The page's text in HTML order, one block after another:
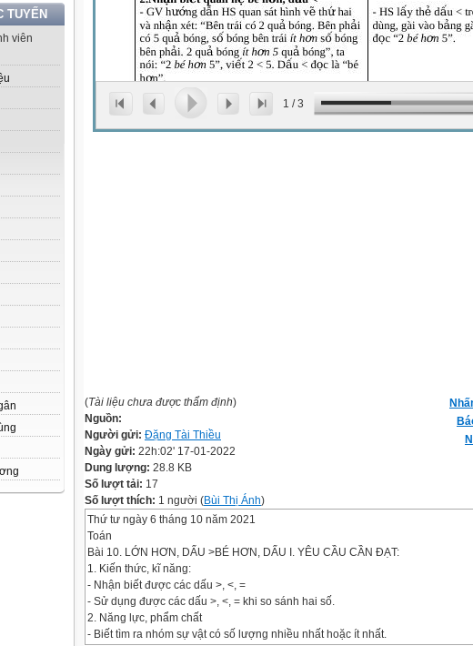
TUYẾN
viên
1 /3
(Tài liệu chưa được thẩm định)
Nguồn:
Người gửi: Đặng Tài Thiều
Ngày gửi: 22h:02' 17-01-2022
Dung lượng: 28.8 KB
Số lượt tải: 17
Số lượt thích: 1 người (Bùi Thị Ánh)
Thứ tư ngày 6 tháng 10 năm 2021
Toán
Bài 10. LỚN HƠN, DẤU >BÉ HƠN, DẤU I. YÊU CẦU CẦN ĐẠT:
1. Kiến thức, kĩ năng:
- Nhận biết được các dấu >, <, =
- Sử dụng được các dấu >, <, = khi so sánh hai số.
2. Năng lực, phẩm chất
- Biết tìm ra nhóm sự vật có số lượng nhiều nhất hoặc ít nhất.